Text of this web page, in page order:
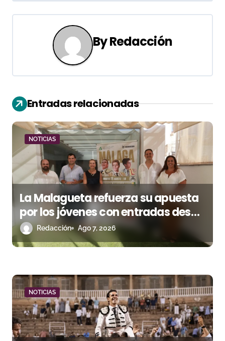
g
i
ó
n
d
e
e
n
t
r
d
a
s
ByRedacción
Entradas relacionadas
NOTICIAS
La Malagueta refuerza su apuesta
por los jóvenes con entradas desde
un euro
Redacción Ago 7, 2026
NOTICIAS